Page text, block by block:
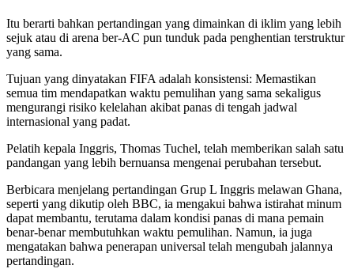
Itu berarti bahkan pertandingan yang dimainkan di iklim yang lebih
sejuk atau di arena ber-AC pun tunduk pada penghentian terstruktur
yang sama.
Tujuan yang dinyatakan FIFA adalah konsistensi: Memastikan
semua tim mendapatkan waktu pemulihan yang sama sekaligus
mengurangi risiko kelelahan akibat panas di tengah jadwal
internasional yang padat.
Pelatih kepala Inggris, Thomas Tuchel, telah memberikan salah satu
pandangan yang lebih bernuansa mengenai perubahan tersebut.
Berbicara menjelang pertandingan Grup L Inggris melawan Ghana,
seperti yang dikutip oleh BBC, ia mengakui bahwa istirahat minum
dapat membantu, terutama dalam kondisi panas di mana pemain
benar-benar membutuhkan waktu pemulihan. Namun, ia juga
mengatakan bahwa penerapan universal telah mengubah jalannya
pertandingan.